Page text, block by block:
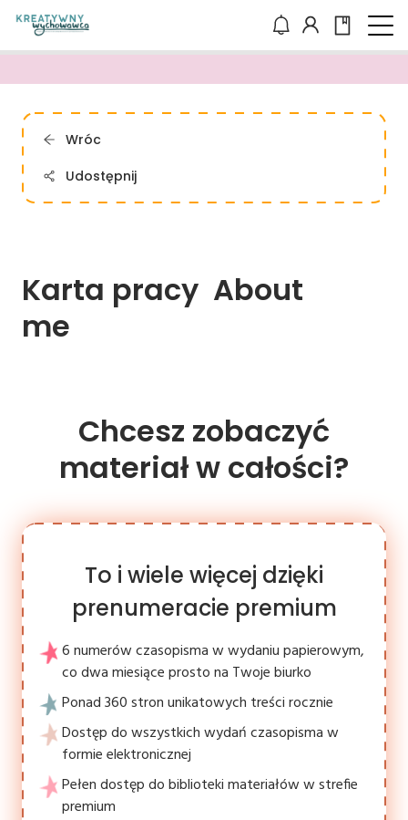
Wróc
Udostępnij
Karta pracy About
me
Chcesz zobaczyć
materiał w całości?
To i wiele więcej dzięki
prenumeracie premium
6 numerów czasopisma w wydaniu papierowym,
co dwa miesiące prosto na Twoje biurko
Ponad 360 stron unikatowych treści rocznie
Dostęp do wszystkich wydań czasopisma w
formie elektronicznej
Pełen dostęp do biblioteki materiałów w strefie
premium